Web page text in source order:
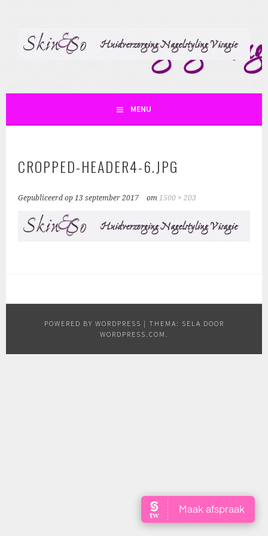
inhoud
SKIN AND SO
MENU
CROPPED-HEADER4-6.JPG
Gepubliceerd op13 september 2017 om1500 × 203
POWERED BY WORDPRESS | THEMA: SELA DOOR
WORDPRESS.COM .